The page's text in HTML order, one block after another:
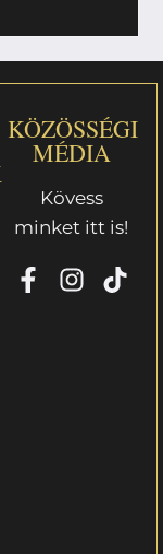
KÖZÖSSÉGI
MÉDIA
Kövess
minket itt is!